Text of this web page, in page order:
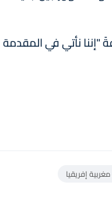
"إننا نأتي في المقدمة
إفريقيا